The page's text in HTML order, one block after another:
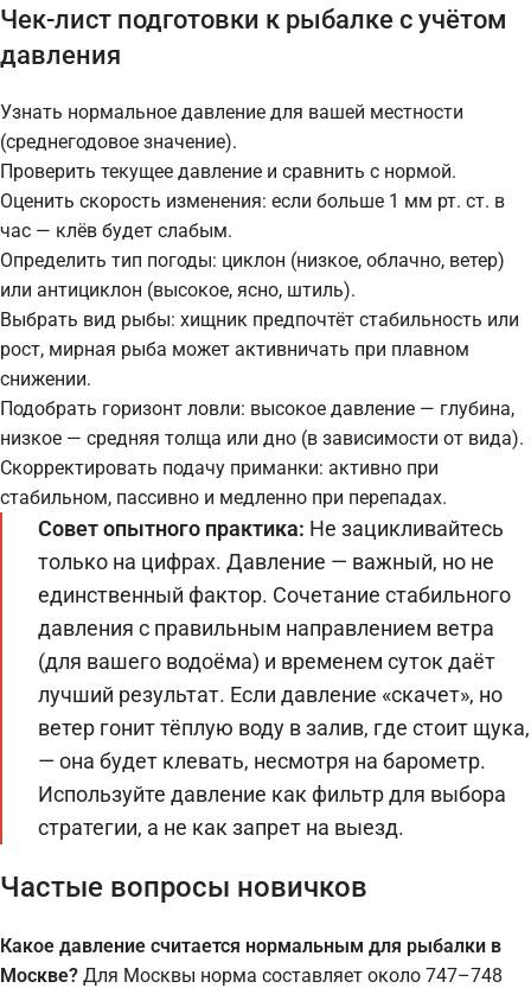
Чек-лист подготовки к рыбалке с учётом
давления
Узнать нормальное давление для вашей местности
(среднегодовое значение).
Проверить текущее давление и сравнить с нормой.
Оценить скорость изменения: если больше 1 мм рт. ст. в
час — клёв будет слабым.
Определить тип погоды: циклон (низкое, облачно, ветер)
или антициклон (высокое, ясно, штиль).
Выбрать вид рыбы: хищник предпочтёт стабильность или
рост, мирная рыба может активничать при плавном
снижении.
Подобрать горизонт ловли: высокое давление — глубина,
низкое — средняя толща или дно (в зависимости от вида).
Скорректировать подачу приманки: активно при
стабильном, пассивно и медленно при перепадах.
Совет опытного практика: Не зацикливайтесь
только на цифрах. Давление — важный, но не
единственный фактор. Сочетание стабильного
давления с правильным направлением ветра
(для вашего водоёма) и временем суток даёт
лучший результат. Если давление «скачет», но
ветер гонит тёплую воду в залив, где стоит щука,
— она будет клевать, несмотря на барометр.
Используйте давление как фильтр для выбора
стратегии, а не как запрет на выезд.
Частые вопросы новичков
Какое давление считается нормальным для рыбалки в
Москве? Для Москвы норма составляет около 747–748